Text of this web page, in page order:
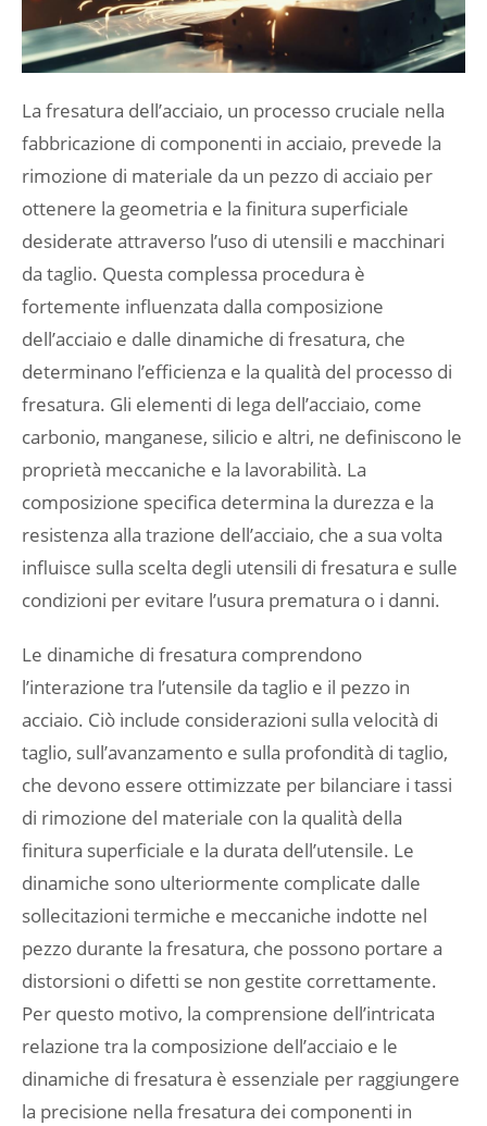
La fresatura dell’acciaio, un processo cruciale nella
fabbricazione di componenti in acciaio, prevede la
rimozione di materiale da un pezzo di acciaio per
ottenere la geometria e la finitura superficiale
desiderate attraverso l’uso di utensili e macchinari
da taglio. Questa complessa procedura è
fortemente influenzata dalla composizione
dell’acciaio e dalle dinamiche di fresatura, che
determinano l’efficienza e la qualità del processo di
fresatura. Gli elementi di lega dell’acciaio, come
carbonio, manganese, silicio e altri, ne definiscono le
proprietà meccaniche e la lavorabilità. La
composizione specifica determina la durezza e la
resistenza alla trazione dell’acciaio, che a sua volta
influisce sulla scelta degli utensili di fresatura e sulle
condizioni per evitare l’usura prematura o i danni.
Le dinamiche di fresatura comprendono
l’interazione tra l’utensile da taglio e il pezzo in
acciaio. Ciò include considerazioni sulla velocità di
taglio, sull’avanzamento e sulla profondità di taglio,
che devono essere ottimizzate per bilanciare i tassi
di rimozione del materiale con la qualità della
finitura superficiale e la durata dell’utensile. Le
dinamiche sono ulteriormente complicate dalle
sollecitazioni termiche e meccaniche indotte nel
pezzo durante la fresatura, che possono portare a
distorsioni o difetti se non gestite correttamente.
Per questo motivo, la comprensione dell’intricata
relazione tra la composizione dell’acciaio e le
dinamiche di fresatura è essenziale per raggiungere
la precisione nella fresatura dei componenti in